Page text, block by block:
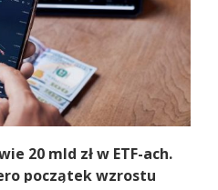
20 mld zł w ETF-ach.
początek wzrostu